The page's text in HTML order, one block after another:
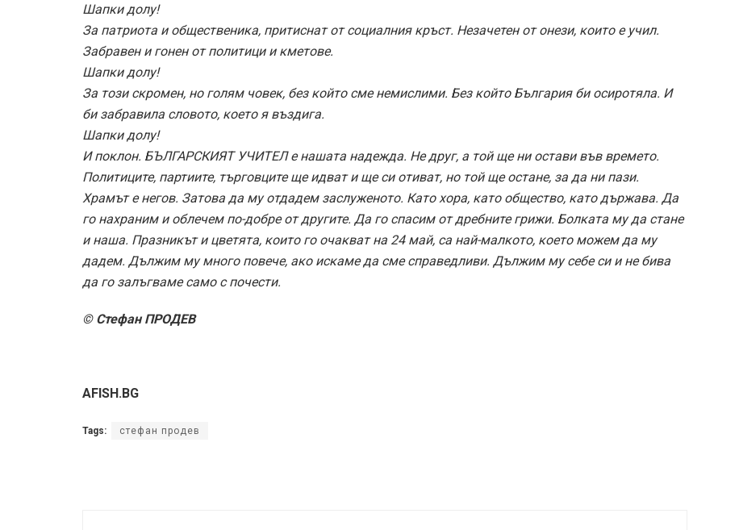
Шапки долу!
За патриота и общественика, притиснат от социалния кръст. Незачетен от онези, които е учил.
Забравен и гонен от политици и кметове.
Шапки долу!
За този скромен, но голям човек, без който сме немислими. Без който България би осиротяла. И
би забравила словото, което я въздига.
Шапки долу!
И поклон. БЪЛГАРСКИЯТ УЧИТЕЛ е нашата надежда. Не друг, а той ще ни остави във времето.
Политиците, партиите, търговците ще идват и ще си отиват, но той ще остане, за да ни пази.
Храмът е негов. Затова да му отдадем заслуженото. Като хора, като общество, като държава. Да
го нахраним и облечем по-добре от другите. Да го спасим от дребните грижи. Болката му да стане
и наша. Празникът и цветята, които го очакват на 24 май, са най-малкото, което можем да му
дадем. Дължим му много повече, ако искаме да сме справедливи. Дължим му себе си и не бива
да го залъгваме само с почести.
© Стефан ПРОДЕВ
AFISH.BG
Tags: стефан продев